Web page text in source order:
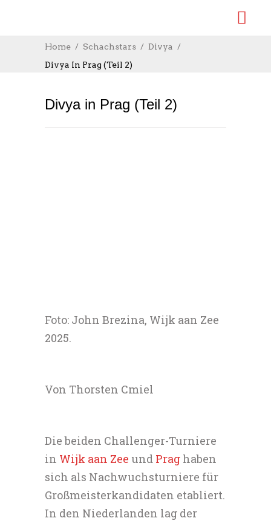
Home Schachstars
Divya
Divya In Prag (Teil 2)
Divya in Prag (Teil 2)
Foto: John Brezina, Wijk aan Zee
2025.
Von Thorsten Cmiel
Die beiden Challenger-Turniere
in Wijk aan Zee und Prag haben
sich als Nachwuchsturniere für
Großmeisterkandidaten etabliert.
In den Niederlanden lag der